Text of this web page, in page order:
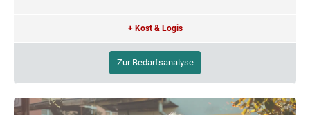
+ Kost & Logis
Zur Bedarfsanalyse